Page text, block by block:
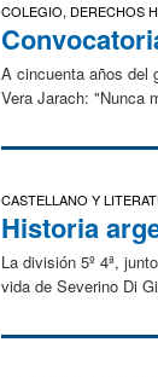
COLEGIO, DERECHOS
A cincuenta años del
Vera Jarach: "Nunca
CASTELLANO Y
Historia
La división 5º 4ª,
vida de Severino Di